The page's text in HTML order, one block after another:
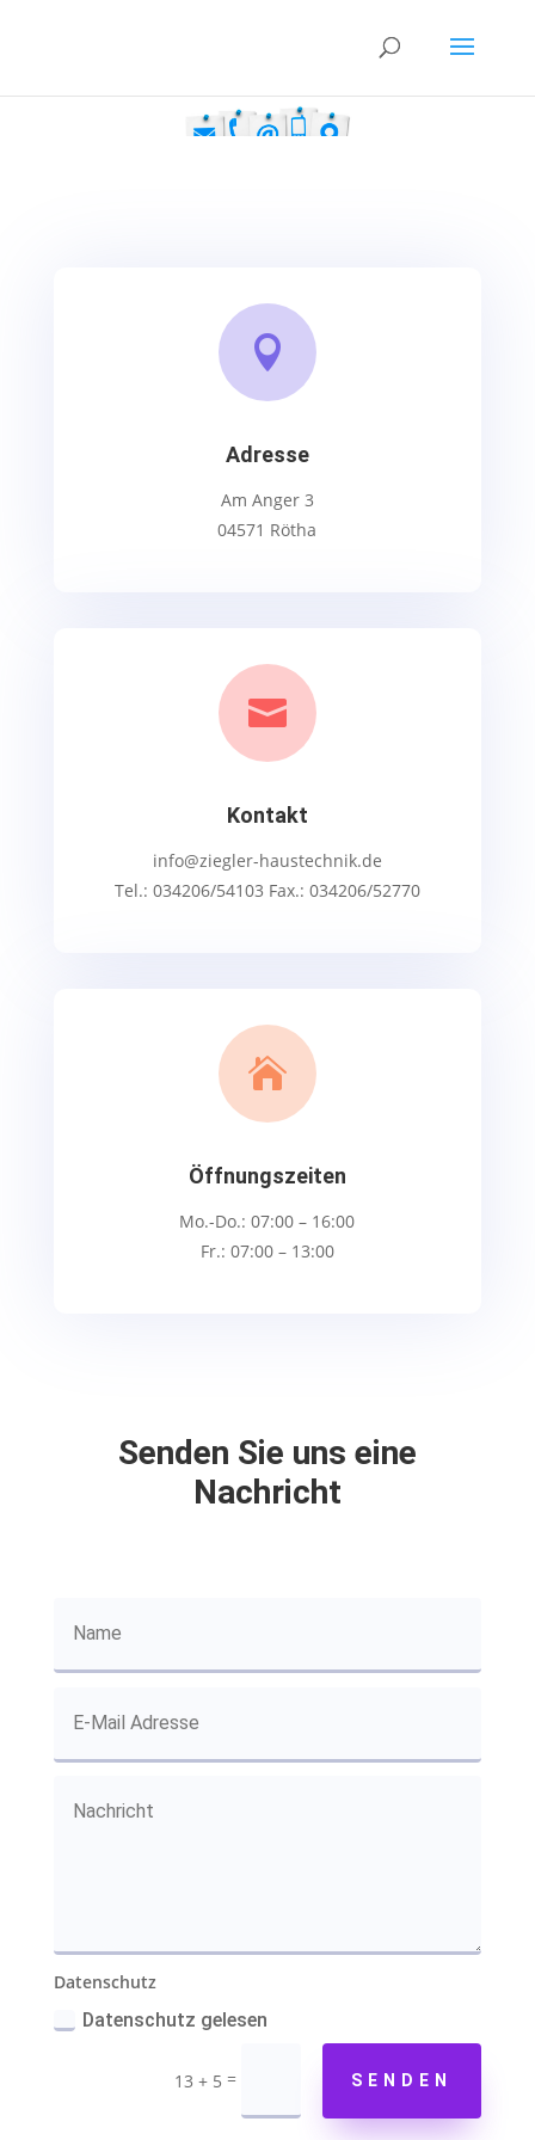

Adresse
Am Anger 3
04571 Rötha

Kontakt
info@ziegler-haustechnik.de
Tel.: 034206/54103 Fax.: 034206/52770

Öffnungszeiten
Mo.-Do.: 07:00 – 16:00
Fr.: 07:00 – 13:00
Senden Sie uns eine
Nachricht
Datenschutz
Datenschutz gelesen
13 + 5 = SENDEN